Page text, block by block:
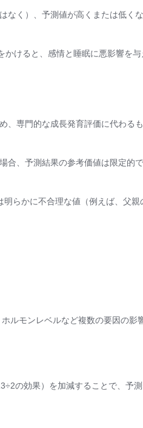
なく）、予測値が高くまたは低く
かけると、感情と睡眠に悪影響を与
、専門的な成長発育評価に代わる
合、予測結果の参考価値は限定的で
らかに不合理な値（例えば、父親
ルモンレベルなど複数の要因の影
の効果）を加減することで、予